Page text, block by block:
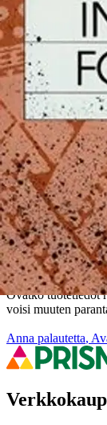
This collection
better known in
folklore The
Negative
ballads The Sower
and Vavilo Antero
Väinämöinen's
Dusk" Jumi - a
Kirlouks "Water
Oletko
Ovatko tuotetiedot
voisi muuten
Anna palautetta,